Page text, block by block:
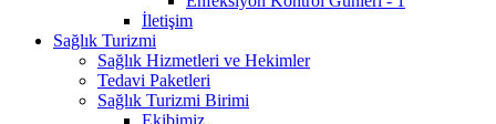
İletişim
Sağlık Turizmi
Sağlık Hizmetleri ve Hekimler
Tedavi Paketleri
Sağlık Turizmi Birimi
Ekibimiz